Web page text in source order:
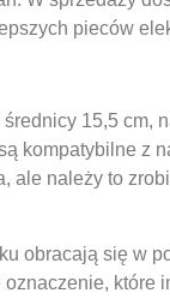
pieców
15,5 cm,
kompatybilne z
ale należy to
obracają się w
które